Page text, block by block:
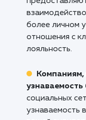
вашего
Готовы
для роста
Свяжитесь с